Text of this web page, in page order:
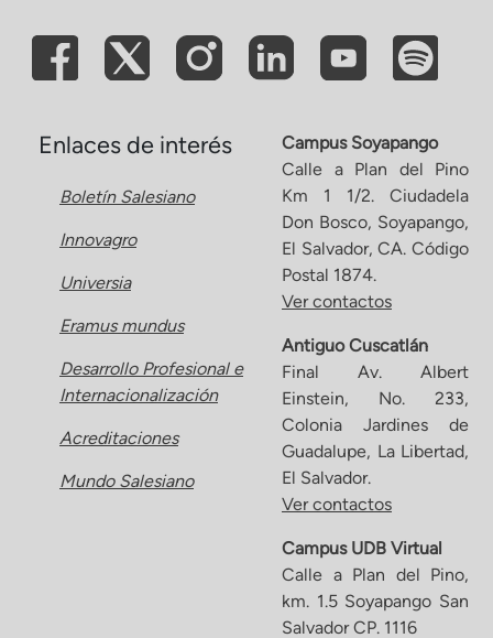
Boletín de noticias
Enlaces de interés
Boletín Salesiano
Innovagro
Universia
Eramus mundus
Desarrollo Profesional e
Internacionalización
Acreditaciones
Mundo Salesiano
Campus Soyapango
Calle a Plan del Pino
Km 1 1/2. Ciudadela
Don Bosco, Soyapango,
El Salvador, CA. Código
Postal 1874.
Ver contactos
Antiguo Cuscatlán
Final Av. Albert
Einstein, No. 233,
Colonia Jardines de
Guadalupe, La Libertad,
El Salvador.
Ver contactos
Campus UDB Virtual
Calle a Plan del Pino,
km. 1.5 Soyapango San
Salvador CP. 1116